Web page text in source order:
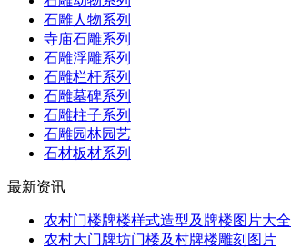
石雕人物系列
寺庙石雕系列
石雕浮雕系列
石雕栏杆系列
石雕墓碑系列
石雕柱子系列
石雕园林园艺
石材板材系列
最新资讯
农村门楼牌楼样式造型及牌楼图片大全
农村大门牌坊门楼及村牌楼雕刻图片